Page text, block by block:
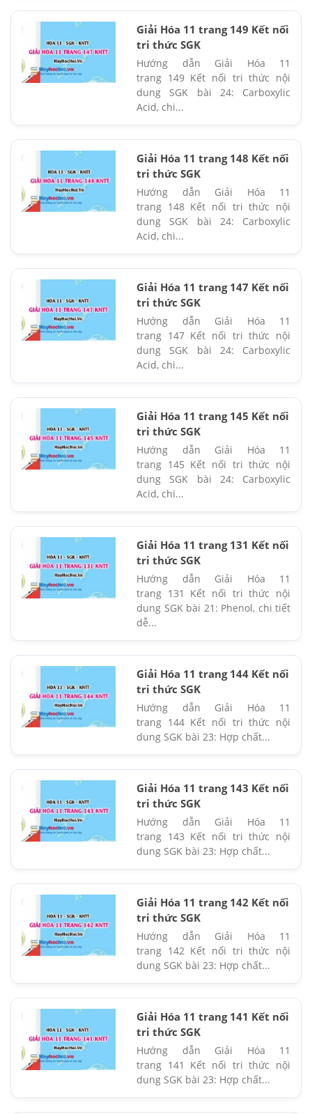
Giải Hóa 11 trang 149 Kết nối
tri thức SGK
Hướng dẫn Giải Hóa 11
trang 149 Kết nối tri thức nội
dung SGK bài 24: Carboxylic
Acid, chi...
Giải Hóa 11 trang 148 Kết nối
tri thức SGK
Hướng dẫn Giải Hóa 11
trang 148 Kết nối tri thức nội
dung SGK bài 24: Carboxylic
Acid, chi...
Giải Hóa 11 trang 147 Kết nối
tri thức SGK
Hướng dẫn Giải Hóa 11
trang 147 Kết nối tri thức nội
dung SGK bài 24: Carboxylic
Acid, chi...
Giải Hóa 11 trang 145 Kết nối
tri thức SGK
Hướng dẫn Giải Hóa 11
trang 145 Kết nối tri thức nội
dung SGK bài 24: Carboxylic
Acid, chi...
Giải Hóa 11 trang 131 Kết nối
tri thức SGK
Hướng dẫn Giải Hóa 11
trang 131 Kết nối tri thức nội
dung SGK bài 21: Phenol, chi tiết
dễ...
Giải Hóa 11 trang 144 Kết nối
tri thức SGK
Hướng dẫn Giải Hóa 11
trang 144 Kết nối tri thức nội
dung SGK bài 23: Hợp chất...
Giải Hóa 11 trang 143 Kết nối
tri thức SGK
Hướng dẫn Giải Hóa 11
trang 143 Kết nối tri thức nội
dung SGK bài 23: Hợp chất...
Giải Hóa 11 trang 142 Kết nối
tri thức SGK
Hướng dẫn Giải Hóa 11
trang 142 Kết nối tri thức nội
dung SGK bài 23: Hợp chất...
Giải Hóa 11 trang 141 Kết nối
tri thức SGK
Hướng dẫn Giải Hóa 11
trang 141 Kết nối tri thức nội
dung SGK bài 23: Hợp chất...